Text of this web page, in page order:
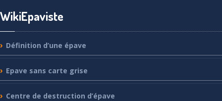
WikiEpaviste
Définition d’une épave
Epave sans carte grise
Centre de destruction d’épave